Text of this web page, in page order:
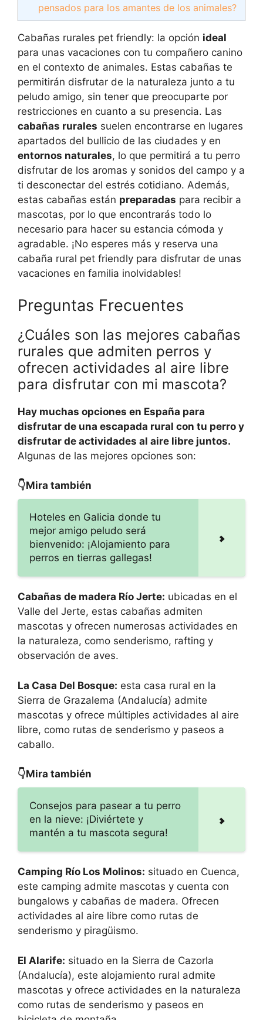
pensados para los amantes de los animales?
Cabañas rurales pet friendly: la opción ideal
para unas vacaciones con tu compañero canino
en el contexto de animales. Estas cabañas te
permitirán disfrutar de la naturaleza junto a tu
peludo amigo, sin tener que preocuparte por
restricciones en cuanto a su presencia. Las
cabañas rurales suelen encontrarse en lugares
apartados del bullicio de las ciudades y en
entornos naturales, lo que permitirá a tu perro
disfrutar de los aromas y sonidos del campo y a
ti desconectar del estrés cotidiano. Además,
estas cabañas están preparadas para recibir a
mascotas, por lo que encontrarás todo lo
necesario para hacer su estancia cómoda y
agradable. ¡No esperes más y reserva una
cabaña rural pet friendly para disfrutar de unas
vacaciones en familia inolvidables!
Preguntas Frecuentes
¿Cuáles son las mejores cabañas
rurales que admiten perros y
ofrecen actividades al aire libre
para disfrutar con mi mascota?
Hay muchas opciones en España para
disfrutar de una escapada rural con tu perro y
disfrutar de actividades al aire libre juntos.
Algunas de las mejores opciones son:
👇Mira también
Hoteles en Galicia donde tu
mejor amigo peludo será
bienvenido: ¡Alojamiento para
perros en tierras gallegas!
Cabañas de madera Río Jerte: ubicadas en el
Valle del Jerte, estas cabañas admiten
mascotas y ofrecen numerosas actividades en
la naturaleza, como senderismo, rafting y
observación de aves.
La Casa Del Bosque: esta casa rural en la
Sierra de Grazalema (Andalucía) admite
mascotas y ofrece múltiples actividades al aire
libre, como rutas de senderismo y paseos a
caballo.
👇Mira también
Consejos para pasear a tu perro
en la nieve: ¡Diviértete y
mantén a tu mascota segura!
Camping Río Los Molinos: situado en Cuenca,
este camping admite mascotas y cuenta con
bungalows y cabañas de madera. Ofrecen
actividades al aire libre como rutas de
senderismo y piragüismo.
El Alarife: situado en la Sierra de Cazorla
(Andalucía), este alojamiento rural admite
mascotas y ofrece actividades en la naturaleza
como rutas de senderismo y paseos en